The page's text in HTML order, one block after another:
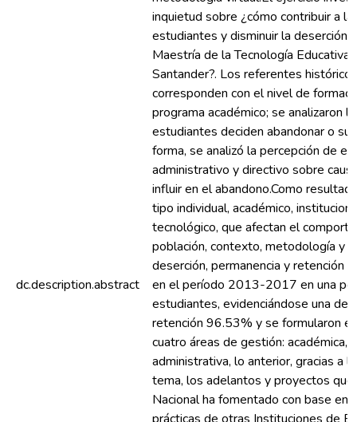
dc.description.abstract
inquietud sobre ¿cómo contribuir a
estudiantes y disminuir la deserción
Maestría de la Tecnología Educativa
Santander?. Los referentes
corresponden con el nivel de
programa académico; se analizaron
estudiantes deciden abandonar o
forma, se analizó la percepción de
administrativo y directivo sobre
influir en el abandono.Como
tipo individual, académico,
tecnológico, que afectan el
población, contexto, metodología y
deserción, permanencia y retención
en el período 2013-2017 en una
estudiantes, evidenciándose una
retención 96.53% y se formularon
cuatro áreas de gestión: académica,
administrativa, lo anterior, gracias a
tema, los adelantos y proyectos
Nacional ha fomentado con base en